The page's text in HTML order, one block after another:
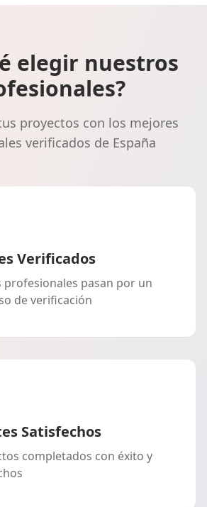
elegir nuestros
proyectos con los mejores
verificados de España
Verificados
profesionales pasan por un
de verificación
Satisfechos
completados con éxito y